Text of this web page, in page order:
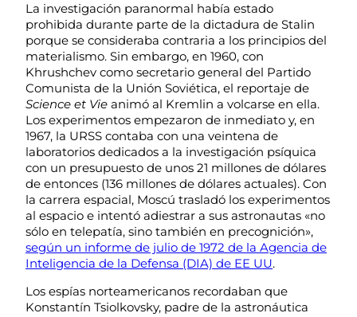
La investigación paranormal había estado
prohibida durante parte de la dictadura de Stalin
porque se consideraba contraria a los principios del
materialismo. Sin embargo, en 1960, con
Khrushchev como secretario general del Partido
Comunista de la Unión Soviética, el reportaje de
Science et Vie animó al Kremlin a volcarse en ella.
Los experimentos empezaron de inmediato y, en
1967, la URSS contaba con una veintena de
laboratorios dedicados a la investigación psíquica
con un presupuesto de unos 21 millones de dólares
de entonces (136 millones de dólares actuales). Con
la carrera espacial, Moscú trasladó los experimentos
al espacio e intentó adiestrar a sus astronautas «no
sólo en telepatía, sino también en precognición»,
según un informe de julio de 1972 de la Agencia de
Inteligencia de la Defensa (DIA) de EE UU.
Los espías norteamericanos recordaban que
Konstantín Tsiolkovsky, padre de la astronáutica